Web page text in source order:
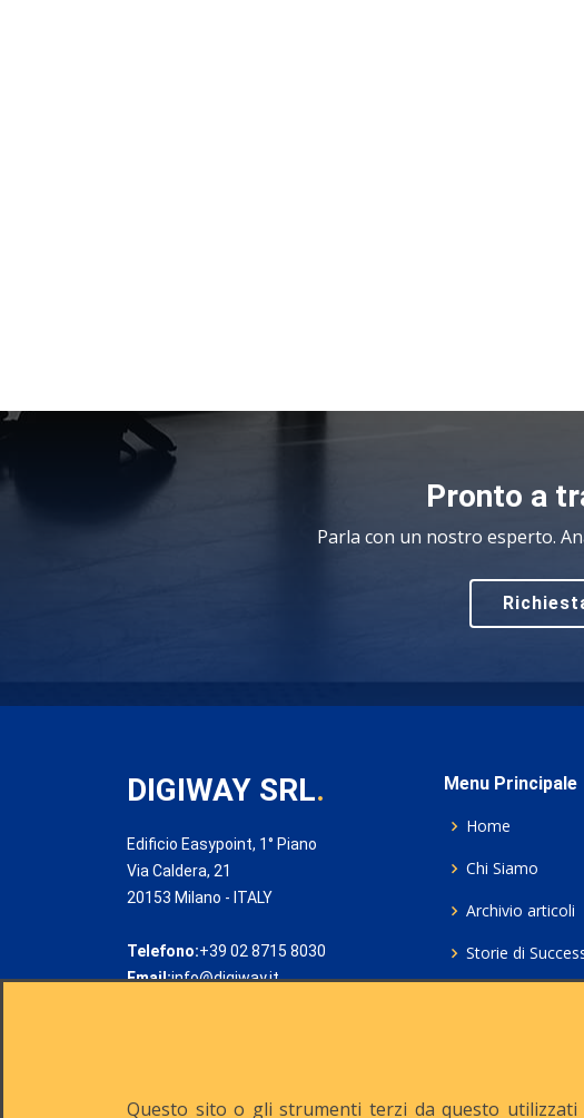
Pronto a
Parla con un nostro esperto.
DIGIWAY SRL.
Edificio Easypoint, 1° Piano
Via Caldera, 21
20153 Milano - ITALY
Telefono:+39 02 8715 8030
Email:info@digiway.it
Menu Principale
Home
Chi Siamo
Archivio articoli
Storie di
Questo sito o gli strumenti terzi da questo